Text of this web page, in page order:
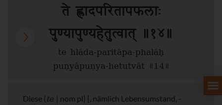
ते ह्लादपरितापफलाः
पुण्यापुण्यहेतुत्वात् ॥१४॥
te hlāda-paritāpa-phalāḥ
puṇyāpuṇya-hetutvāt ॥14॥
Diese (te | nom pl) [, nämlich Lebensumstand, -